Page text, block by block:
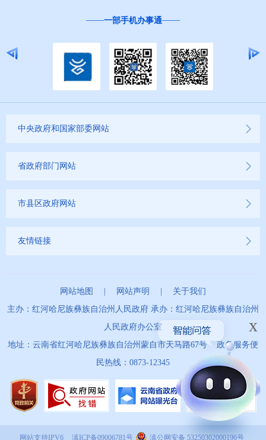
一部手机办事通
中央政府和国家部委网站
省政府部门网站
市县区政府网站
友情链接
网站地图 网站声明
关于我们
主办：红河哈尼族彝族自治州人民政府 承办：红河哈尼族彝族自治州
人民政府办公室
地址：云南省红河哈尼族彝族自治州蒙自市天马路67号 政务服务便
民热线：0873-12345
x
网站支持IPV6 滇ICP备09006781号 滇公网安备 53250302000196号